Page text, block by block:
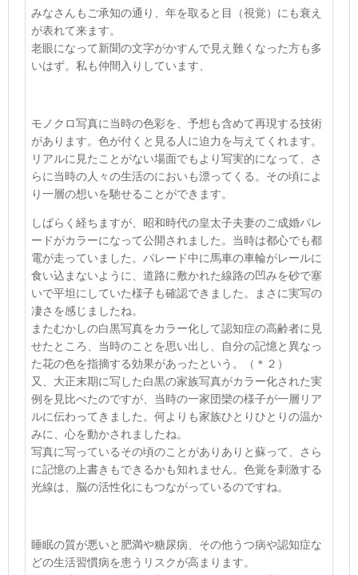
みなさんもご承知の通り、年を取ると目（視覚）にも衰え
が表れて来ます。
老眼になって新聞の文字がかすんで見え難くなった方も多
いはず。私も仲間入りしています、
モノクロ写真に当時の色彩を、予想も含めて再現する技術
があります。色が付くと見る人に迫力を与えてくれます。
リアルに見たことがない場面でもより写実的になって、さ
らに当時の人々の生活のにおいも漂ってくる。その頃によ
り一層の想いを馳せることができます。
しばらく経ちますが、昭和時代の皇太子夫妻のご成婚パレ
ードがカラーになって公開されました。当時は都心でも都
電が走っていました。パレード中に馬車の車輪がレールに
食い込まないように、道路に敷かれた線路の凹みを砂で塞
いで平坦にしていた様子も確認できました。まさに実写の
凄さを感じましたね。
またむかしの白黒写真をカラー化して認知症の高齢者に見
せたところ、当時のことを思い出し、自分の記憶と異なっ
た花の色を指摘する効果があったという。
（＊２）
又、大正末期に写した白黒の家族写真がカラー化された実
例を見比べたのですが、当時の一家団欒の様子が一層リア
ルに伝わってきました。何よりも家族ひとりひとりの温か
みに、心を動かされましたね。
写真に写っているその頃のことがありありと蘇って、さら
に記憶の上書きもできるかも知れません。色覚を刺激する
光線は、脳の活性化にもつながっているのですね。
睡眠の質が悪いと肥満や糖尿病、その他うつ病や認知症な
どの生活習慣病を患うリスクが高まります。